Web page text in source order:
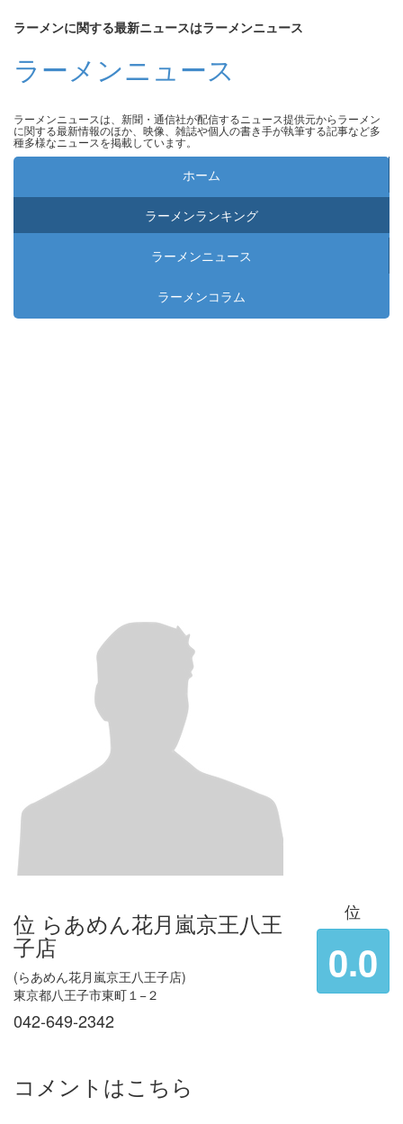
ラーメンに関する最新ニュースはラーメンニュース
ラーメンニュース
ラーメンニュースは、新聞・通信社が配信するニュース提供元からラーメン
に関する最新情報のほか、映像、雑誌や個人の書き手が執筆する記事など多
種多様なニュースを掲載しています。
ホーム
ラーメンランキング
ラーメンニュース
ラーメンコラム
位 らあめん花月嵐京王八王
子店
(らあめん花月嵐京王八王子店)
東京都八王子市東町１−２
042-649-2342
位
0.0
コメントはこちら